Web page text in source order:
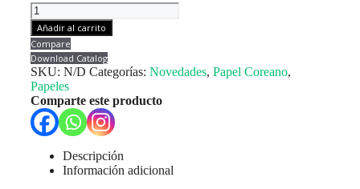
Papel
Coreano
Semitranslúcido
Corazones
20
pliegos
57x56cm
cantidad
Añadir al carrito
Compare
Download Catalog
SKU: N/D Categorías: Novedades, Papel Coreano,
Papeles
Comparte este producto
Descripción
Información adicional